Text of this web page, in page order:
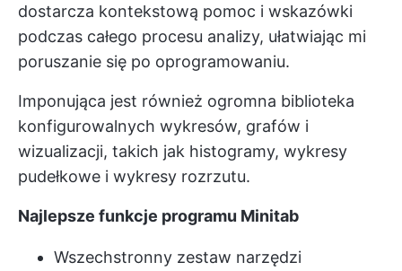
dostarcza kontekstową pomoc i wskazówki
podczas całego procesu analizy, ułatwiając mi
poruszanie się po oprogramowaniu.
Imponująca jest również ogromna biblioteka
konfigurowalnych wykresów, grafów i
wizualizacji, takich jak histogramy, wykresy
pudełkowe i wykresy rozrzutu.
Najlepsze funkcje programu Minitab
Wszechstronny zestaw narzędzi